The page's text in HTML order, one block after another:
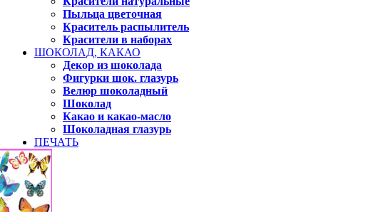
Пыльца цветочная
Краситель распылитель
Красители в наборах
ШОКОЛАД, КАКАО
Декор из шоколада
Фигурки шок. глазурь
Велюр шоколадный
Шоколад
Какао и какао-масло
Шоколадная глазурь
ПЕЧАТЬ